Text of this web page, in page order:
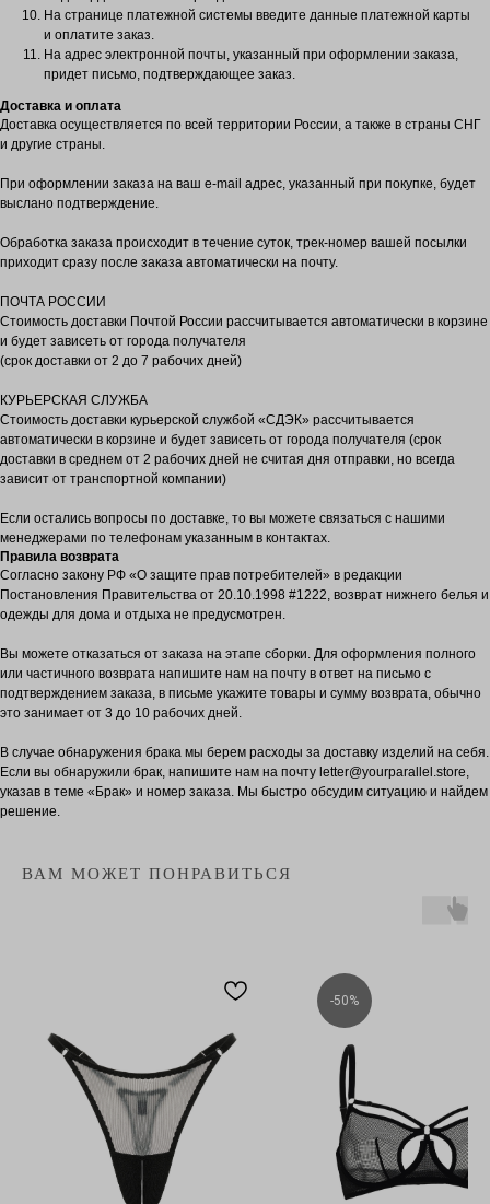
На странице платежной системы введите данные платежной карты
и оплатите заказ.
На адрес электронной почты, указанный при оформлении заказа,
придет письмо, подтверждающее заказ.
Доставка и оплата
Доставка осуществляется по всей территории России, а также в страны СНГ
и другие страны.
При оформлении заказа на ваш e-mail адрес, указанный при покупке, будет
выслано подтверждение.
Обработка заказа происходит в течение суток, трек-номер вашей посылки
приходит сразу после заказа автоматически на почту.
ПОЧТА РОССИИ
Стоимость доставки Почтой России рассчитывается автоматически в корзине
и будет зависеть от города получателя
(срок доставки от 2 до 7 рабочих дней)
КУРЬЕРСКАЯ СЛУЖБА
Стоимость доставки курьерской службой «СДЭК» рассчитывается
автоматически в корзине и будет зависеть от города получателя (срок
доставки в среднем от 2 рабочих дней не считая дня отправки, но всегда
зависит от транспортной компании)
Если остались вопросы по доставке, то вы можете связаться с нашими
менеджерами по телефонам указанным в контактах.
Правила возврата
Согласно закону РФ «О защите прав потребителей» в редакции
Постановления Правительства от 20.10.1998 #1222, возврат нижнего белья и
одежды для дома и отдыха не предусмотрен.
Вы можете отказаться от заказа на этапе сборки. Для оформления полного
или частичного возврата напишите нам на почту в ответ на письмо с
подтверждением заказа, в письме укажите товары и сумму возврата, обычно
это занимает от 3 до 10 рабочих дней.
В случае обнаружения брака мы берем расходы за доставку изделий на себя.
Если вы обнаружили брак, напишите нам на почту letter@yourparallel.store,
указав в теме «Брак» и номер заказа. Мы быстро обсудим ситуацию и найдем
решение.
ВАМ МОЖЕТ ПОНРАВИТЬСЯ
-50%